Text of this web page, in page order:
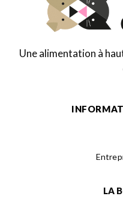
Une alimentation à
LA